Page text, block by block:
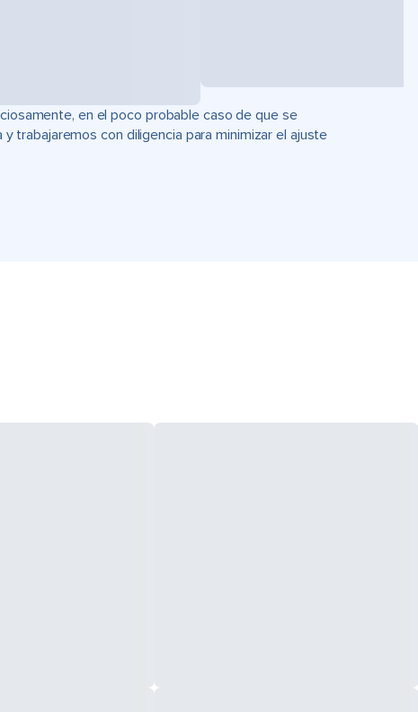
en el poco probable caso de que se
trabajaremos con diligencia para minimizar el ajuste